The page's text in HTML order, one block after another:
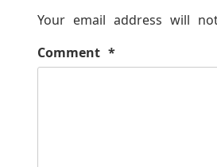
Your email address will
Comment *